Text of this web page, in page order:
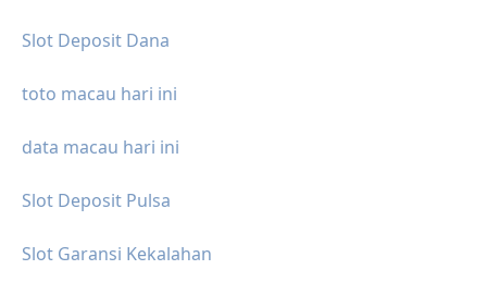
Slot Deposit Dana
toto macau hari ini
data macau hari ini
Slot Deposit Pulsa
Slot Garansi Kekalahan